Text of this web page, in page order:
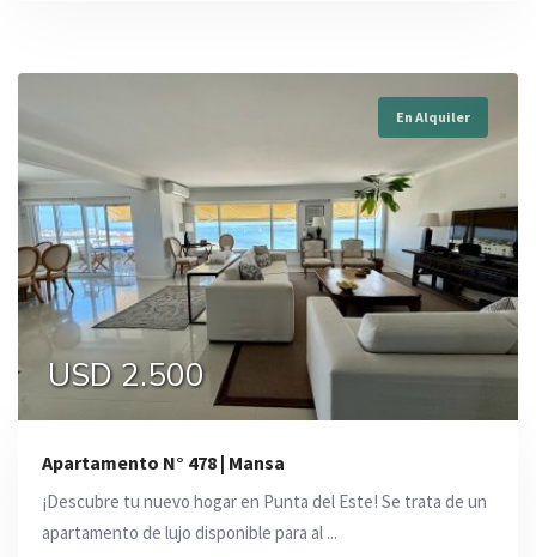
En Alquiler
USD 2.500
Apartamento N° 478 | Mansa
¡Descubre tu nuevo hogar en Punta del Este! Se trata de un
apartamento de lujo disponible para al ...